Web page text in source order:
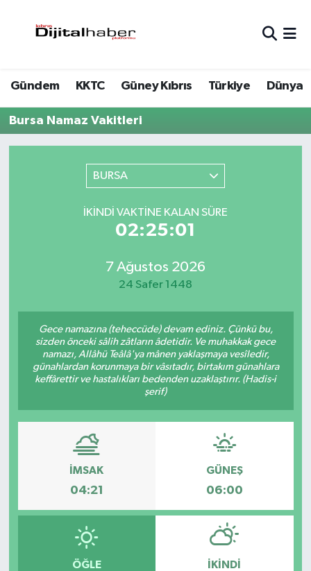
Gündem KKTC Güney Kıbrıs Türkiye Dünya
Bursa Namaz Vakitleri
BURSA
İKINDI VAKTINE KALAN SÜRE
02:25:01
7 Ağustos 2026
24 Safer 1448
Gece namazına (teheccüde) devam ediniz. Çünkü bu,
sizden önceki sâlih zâtların âdetidir. Ve muhakkak gece
namazı, Allâhü Teâlâ'ya mânen yaklaşmaya vesîledir,
günahlardan korunmaya bir vâsıtadır, birtakım günahlara
keffârettir ve hastalıkları bedenden uzaklaştırır. (Hadis-i
şerif)
İMSAK
04:21
GÜNEŞ
06:00
ÖĞLE İKINDI
Trafik Durumu
Süper Lig Puan Durumu ve Fikstür